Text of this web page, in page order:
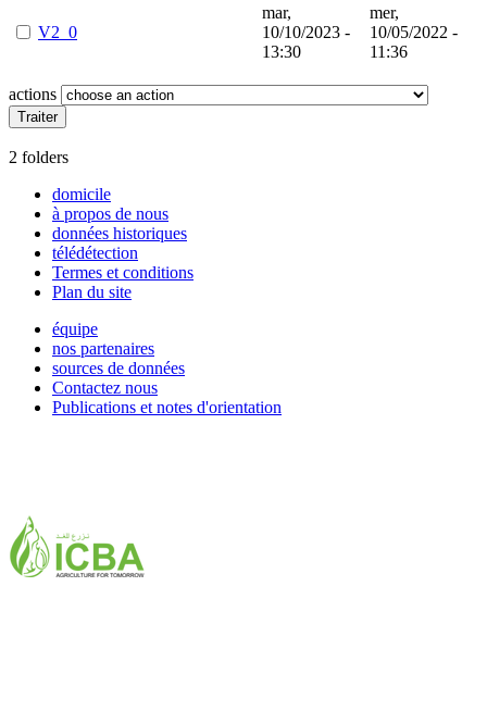
V2_0
mar,
10/10/2023 -
13:30
mer,
10/05/2022 -
11:36
actions
2 folders
domicile
à propos de nous
données historiques
télédétection
Termes et conditions
Plan du site
équipe
nos partenaires
sources de données
Contactez nous
Publications et notes d'orientation